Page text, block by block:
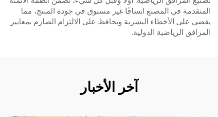
المتقدمة في المصنع اتساقًا غير مسبوق في جودة المنتج، مما
يقضي على الأخطاء البشرية ويحافظ على الالتزام الصارم بمعايير
المرافق الرياضية الدولية.
آخر الأخبار